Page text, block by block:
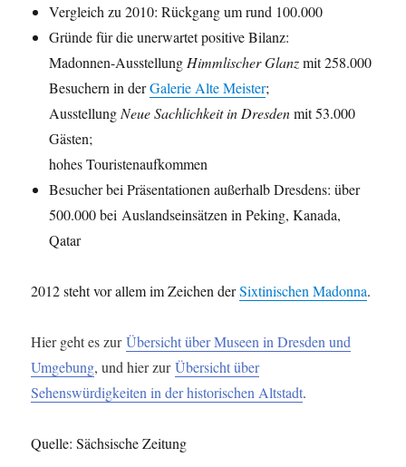
Vergleich zu 2010: Rückgang um rund 100.000
Gründe für die unerwartet positive Bilanz:
Madonnen-Ausstellung Himmlischer Glanzmit 258.000
Besuchern in derGalerie Alte Meister;
Ausstellung Neue Sachlichkeit in Dresdenmit 53.000
Gästen;
hohes Touristenaufkommen
Besucher bei Präsentationen außerhalb Dresdens: über
500.000 bei Auslandseinsätzen in Peking, Kanada,
Qatar
2012 steht vor allem im Zeichen derSixtinischen Madonna.
Hier geht es zurÜbersicht über Museen in Dresden und
Umgebung, und hier zurÜbersicht über
Sehenswürdigkeiten in der historischen Altstadt.
Quelle: Sächsische Zeitung